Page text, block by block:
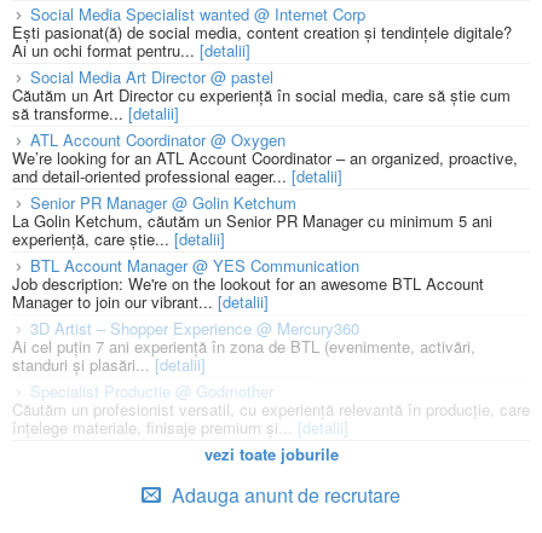
Social Media Specialist wanted @ Internet Corp
Ești pasionat(ă) de social media, content creation și tendințele digitale?
Ai un ochi format pentru... [detalii]
Social Media Art Director @ pastel
Căutăm un Art Director cu experiență în social media, care să știe cum
să transforme... [detalii]
ATL Account Coordinator @ Oxygen
We’re looking for an ATL Account Coordinator – an organized, proactive,
and detail-oriented professional eager... [detalii]
Senior PR Manager @ Golin Ketchum
La Golin Ketchum, căutăm un Senior PR Manager cu minimum 5 ani
experiență, care știe... [detalii]
BTL Account Manager @ YES Communication
Job description: We're on the lookout for an awesome BTL Account
Manager to join our vibrant... [detalii]
3D Artist – Shopper Experience @ Mercury360
Ai cel puțin 7 ani experiență în zona de BTL (evenimente, activări,
standuri și plasări... [detalii]
Specialist Productie @ Godmother
Căutăm un profesionist versatil, cu experiență relevantă în producție, care
înțelege materiale, finisaje premium și... [detalii]
vezi toate joburile
Adauga anunt de recrutare